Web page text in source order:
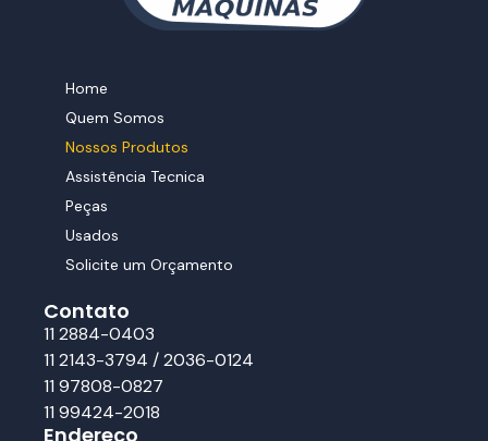
Home
Quem Somos
Nossos Produtos
Assistência Tecnica
Peças
Usados
Solicite um Orçamento
Contato
11 2884-0403
11 2143-3794 / 2036-0124
11 97808-0827
11 99424-2018
Endereço